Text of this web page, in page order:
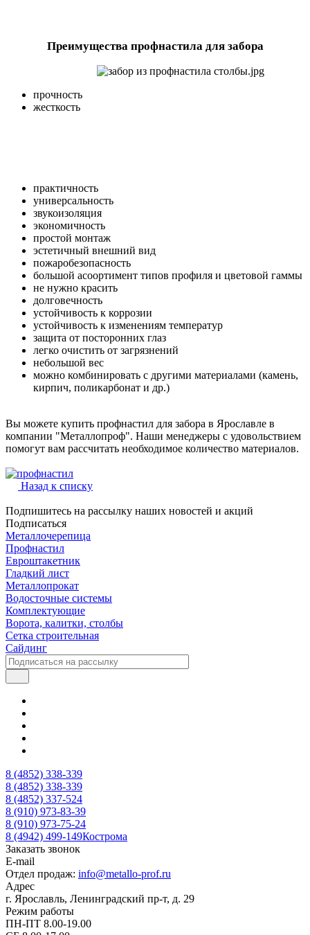
Преимущества профнастила для забора
прочность
жесткость
практичность
универсальность
звукоизоляция
экономичность
простой монтаж
эстетичный внешний вид
пожаробезопасность
большой асоортимент типов профиля и цветовой гаммы
не нужно красить
долговечность
устойчивость к коррозии
устойчивость к изменениям температур
защита от посторонних глаз
легко очистить от загрязнений
небольшой вес
можно комбинировать с другими материалами (камень,
кирпич, поликарбонат и др.)
Вы можете купить профнастил для забора в Ярославле в
компании "Металлопроф". Наши менеджеры с удовольствием
помогут вам рассчитать необходимое количество материалов.
Назад к списку
Подпишитесь на рассылку наших новостей и акций
Подписаться
Металлочерепица
Профнастил
Евроштакетник
Гладкий лист
Металлопрокат
Водосточные системы
Комплектующие
Ворота, калитки, столбы
Сетка строительная
Сайдинг
8 (4852) 338-339
8 (4852) 338-339
8 (4852) 337-524
8 (910) 973-83-39
8 (910) 973-75-24
8 (4942) 499-149Кострома
Заказать звонок
E-mail
Отдел продаж: info@metallo-prof.ru
Адрес
г. Ярославль, Ленинградский пр-т, д. 29
Режим работы
ПН-ПТ 8.00-19.00